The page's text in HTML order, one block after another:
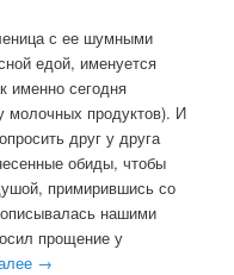
с ее шумными
едой, именуется
именно сегодня
молочных продуктов). И
друг у друга
обиды, чтобы
примирившись со
нашими
прощение у
→